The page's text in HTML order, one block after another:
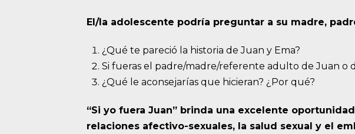
El/la adolescente podría preguntar a su madre,
¿Qué te pareció la historia de Juan y Ema?
Si fueras el padre/madre/referente adulto de Juan o
¿Qué le aconsejarías que hicieran? ¿Por qué?
“Si yo fuera Juan” brinda una excelente
relaciones afectivo-sexuales, la salud sexual y el